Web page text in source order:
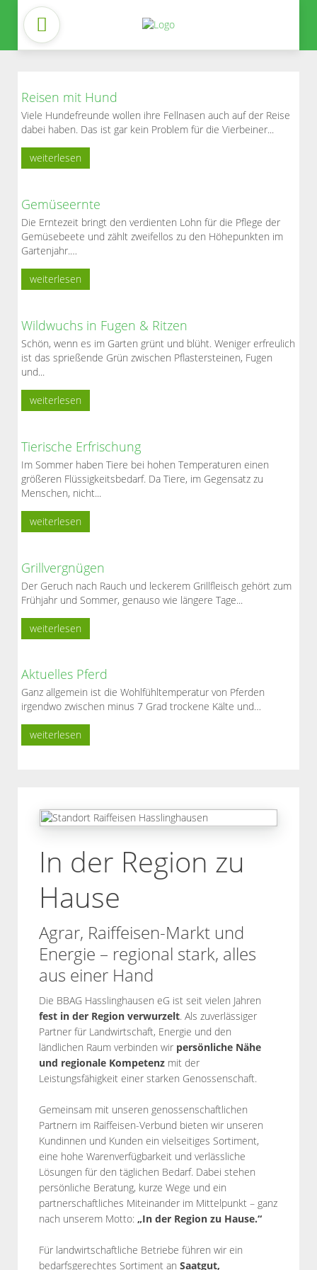
Reisen mit Hund
Viele Hundefreunde wollen ihre Fellnasen auch auf der Reise
dabei haben. Das ist gar kein Problem für die Vierbeiner...
weiterlesen
Gemüseernte
Die Erntezeit bringt den verdienten Lohn für die Pflege der
Gemüsebeete und zählt zweifellos zu den Höhepunkten im
Gartenjahr.…
weiterlesen
Wildwuchs in Fugen & Ritzen
Schön, wenn es im Garten grünt und blüht. Weniger erfreulich
ist das sprießende Grün zwischen Pflastersteinen, Fugen
und...
weiterlesen
Tierische Erfrischung
Im Sommer haben Tiere bei hohen Temperaturen einen
größeren Flüssigkeitsbedarf. Da Tiere, im Gegensatz zu
Menschen, nicht...
weiterlesen
Grillvergnügen
Der Geruch nach Rauch und leckerem Grillfleisch gehört zum
Frühjahr und Sommer, genauso wie längere Tage...
weiterlesen
Aktuelles Pferd
Ganz allgemein ist die Wohlfühltemperatur von Pferden
irgendwo zwischen minus 7 Grad trockene Kälte und…
weiterlesen
In der Region zu
Hause
Agrar, Raiffeisen-Markt und
Energie – regional stark, alles
aus einer Hand
Die BBAG Hasslinghausen eG ist seit vielen Jahren
fest in der Region verwurzelt. Als zuverlässiger
Partner für Landwirtschaft, Energie und den
ländlichen Raum verbinden wir persönliche Nähe
und regionale Kompetenz mit der
Leistungsfähigkeit einer starken Genossenschaft.
Gemeinsam mit unseren genossenschaftlichen
Partnern im Raiffeisen-Verbund bieten wir unseren
Kundinnen und Kunden ein vielseitiges Sortiment,
eine hohe Warenverfügbarkeit und verlässliche
Lösungen für den täglichen Bedarf. Dabei stehen
persönliche Beratung, kurze Wege und ein
partnerschaftliches Miteinander im Mittelpunkt – ganz
nach unserem Motto: „In der Region zu Hause.“
Für landwirtschaftliche Betriebe führen wir ein
bedarfsgerechtes Sortiment an Saatgut,